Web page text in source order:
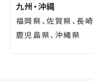
九州・沖縄
福岡県、佐賀県、長
鹿児島県、沖縄県